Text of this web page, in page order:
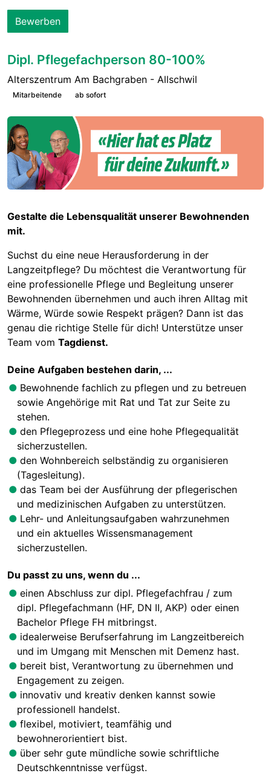
Bewerben
Dipl. Pflegefachperson 80-100%
Alterszentrum Am Bachgraben - Allschwil
Mitarbeitende ab sofort
Gestalte die Lebensqualität unserer Bewohnenden
mit.
Suchst du eine neue Herausforderung in der
Langzeitpflege? Du möchtest die Verantwortung für
eine professionelle Pflege und Begleitung unserer
Bewohnenden übernehmen und auch ihren Alltag mit
Wärme, Würde sowie Respekt prägen? Dann ist das
genau die richtige Stelle für dich! Unterstütze unser
Team vom Tagdienst.
Deine Aufgaben bestehen darin, ...
Bewohnende fachlich zu pflegen und zu betreuen
sowie Angehörige mit Rat und Tat zur Seite zu
stehen.
den Pflegeprozess und eine hohe Pflegequalität
sicherzustellen.
den Wohnbereich selbständig zu organisieren
(Tagesleitung).
das Team bei der Ausführung der pflegerischen
und medizinischen Aufgaben zu unterstützen.
Lehr- und Anleitungsaufgaben wahrzunehmen
und ein aktuelles Wissensmanagement
sicherzustellen.
Du passt zu uns, wenn du ...
einen Abschluss zur dipl. Pflegefachfrau / zum
dipl. Pflegefachmann (HF, DN II, AKP) oder einen
Bachelor Pflege FH mitbringst.
idealerweise Berufserfahrung im Langzeitbereich
und im Umgang mit Menschen mit Demenz hast.
bereit bist, Verantwortung zu übernehmen und
Engagement zu zeigen.
innovativ und kreativ denken kannst sowie
professionell handelst.
flexibel, motiviert, teamfähig und
bewohnerorientiert bist.
über sehr gute mündliche sowie schriftliche
Deutschkenntnisse verfügst.